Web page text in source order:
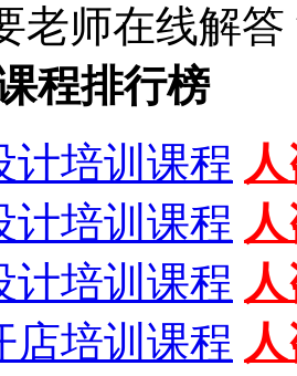
老师在线解答
程排行榜
计培训课程
计培训课程
计培训课程
店培训课程